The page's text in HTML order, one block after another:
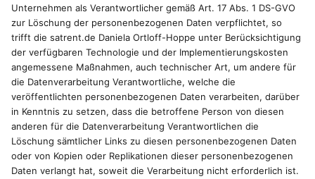
Unternehmen als Verantwortlicher gemäß Art. 17 Abs. 1 DS-GVO
zur Löschung der personenbezogenen Daten verpflichtet, so
trifft die satrent.de Daniela Ortloff-Hoppe unter Berücksichtigung
der verfügbaren Technologie und der Implementierungskosten
angemessene Maßnahmen, auch technischer Art, um andere für
die Datenverarbeitung Verantwortliche, welche die
veröffentlichten personenbezogenen Daten verarbeiten, darüber
in Kenntnis zu setzen, dass die betroffene Person von diesen
anderen für die Datenverarbeitung Verantwortlichen die
Löschung sämtlicher Links zu diesen personenbezogenen Daten
oder von Kopien oder Replikationen dieser personenbezogenen
Daten verlangt hat, soweit die Verarbeitung nicht erforderlich ist.